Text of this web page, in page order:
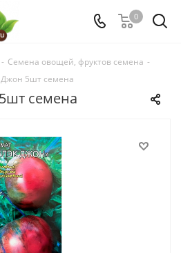
0
- Семена овощей, фруктов семена -
Джон 5шт семена
семена